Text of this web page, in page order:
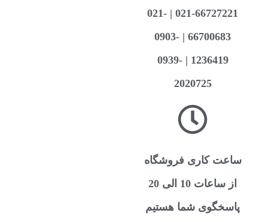
021-66727221 | 021-
66700683 | 0903-
1236419 | 0939-
2020725
کاری فروشگاه
از ساعات 10 الی 20
شما هستیم